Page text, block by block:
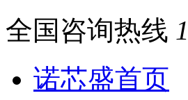
全国咨询热线
诺芯盛首页